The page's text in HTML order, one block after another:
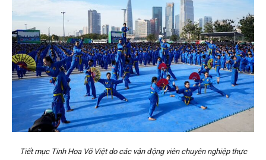
Tiết mục Tinh Hoa Võ Việt do các vận động viên chuyên nghiệp thực